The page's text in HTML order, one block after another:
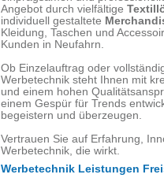
Angebot durch vielfältige
individuell gestaltete
Kleidung, Taschen und
Kunden in Neufahrn.
Ob Einzelauftrag oder
Werbetechnik steht Ihnen mit
und einem hohen
einem Gespür für Trends
begeistern und überzeugen.
Vertrauen Sie auf Erfahrung,
Werbetechnik, die wirkt.
Werbetechnik Leistungen